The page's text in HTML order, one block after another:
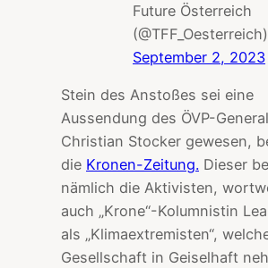
Future Österreich
(@TFF_Oesterreich)
September 2, 2023
Stein des Anstoßes sei eine
Aussendung des ÖVP-
Christian Stocker gewesen,
die Kronen-Zeitung. Dieser
nämlich die Aktivisten,
auch „Krone“-Kolumnistin
als „Klimaextremisten“,
Gesellschaft in Geiselhaft